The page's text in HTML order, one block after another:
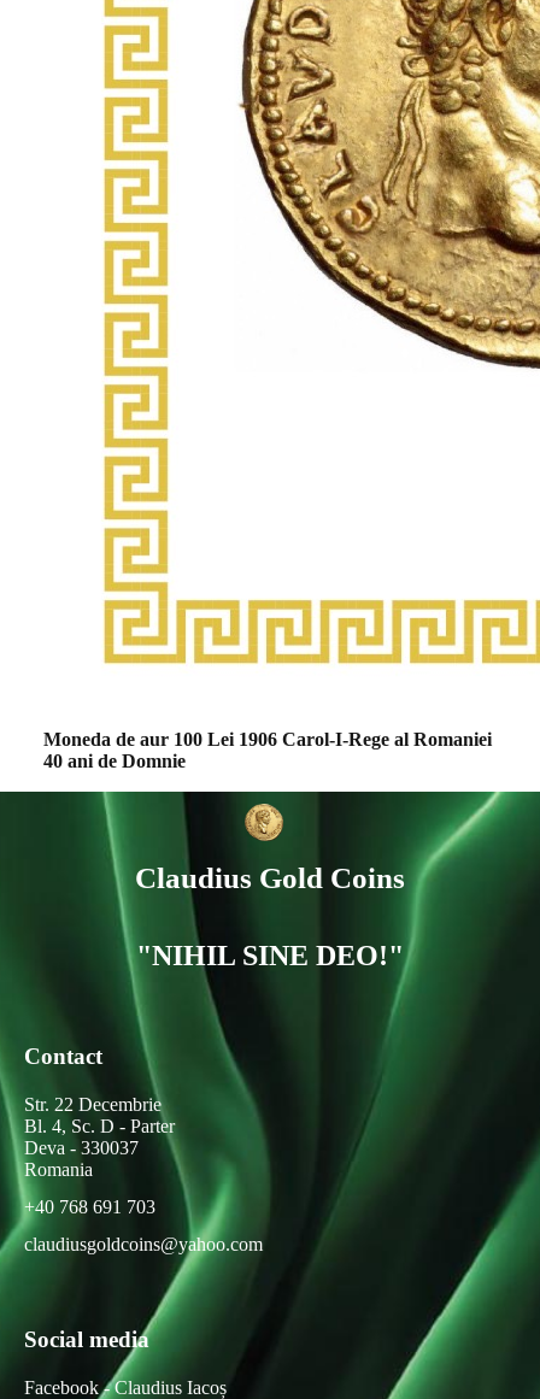
Moneda de aur 100 Lei 1906 Carol-I-Rege al Romaniei
40 ani de Domnie
Claudius Gold Coins
"NIHIL SINE DEO!"
Contact
Str. 22 Decembrie
Bl. 4, Sc. D - Parter
Deva - 330037
Romania
+40 768 691 703
claudiusgoldcoins@yahoo.com
Social media
Facebook - Claudius Iacoș